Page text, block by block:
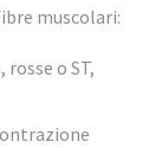
muscolari:
o ST,